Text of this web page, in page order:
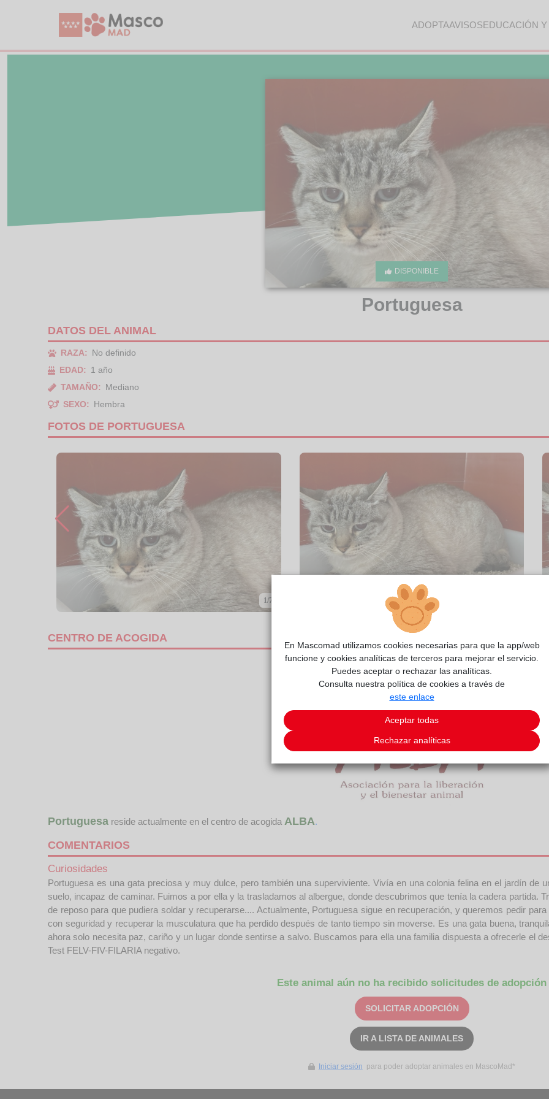
ADOPTAAVISOSEDUCACIÓN
DISPONIBLE
Portuguesa
DATOS DEL ANIMAL
RAZA:
No definido
EDAD:
1 año
TAMAÑO:
Mediano
SEXO:
Hembra
FOTOS DE PORTUGUESA
1/7
CENTRO DE ACOGIDA
Portuguesa reside actualmente en el centro de acogida ALBA.
COMENTARIOS
Curiosidades
Portuguesa es una gata preciosa y muy dulce, pero también una superviviente. Vivía en una colonia felina en el jardín de
suelo, incapaz de caminar. Fuimos a por ella y la trasladamos al albergue, donde descubrimos que tenía la cadera partida.
de reposo para que pudiera soldar y recuperarse.... Actualmente, Portuguesa sigue en recuperación, y queremos pedir
con seguridad y recuperar la musculatura que ha perdido después de tanto tiempo sin moverse. Es una gata buena,
ahora solo necesita paz, cariño y un lugar donde sentirse a salvo. Buscamos para ella una familia dispuesta a ofrecerle el
Test FELV-FIV-FILARIA negativo.
Este animal aún no ha recibido solicitudes de adopción
SOLICITAR ADOPCIÓN
IR A LISTA DE ANIMALES
Iniciar sesión para poder adoptar animales en MascoMad*
En Mascomad utilizamos cookies necesarias para que la app/web
funcione y cookies analíticas de terceros para mejorar el servicio.
Puedes aceptar o rechazar las analíticas.
Consulta nuestra política de cookies a través de
este enlace
Aceptar todas
Rechazar analíticas